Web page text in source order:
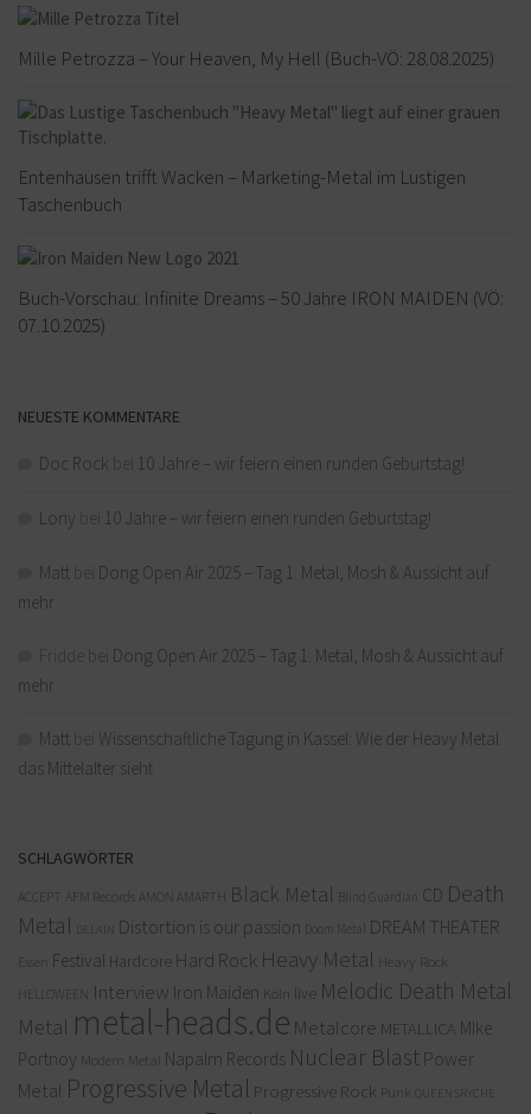
Mille Petrozza – Your Heaven, My Hell (Buch-VÖ: 28.08.2025)
Entenhausen trifft Wacken – Marketing-Metal im Lustigen
Taschenbuch
Buch-Vorschau: Infinite Dreams – 50 Jahre IRON MAIDEN (VÖ:
07.10.2025)
NEUESTE KOMMENTARE
Doc Rock 10 Jahre – wir feiern einen runden Geburtstag!
Lony 10 Jahre – wir feiern einen runden Geburtstag!
Matt
Dong Open Air 2025 – Tag 1: Metal, Mosh & Aussicht auf
mehr
Dong Open Air 2025 – Tag 1: Metal, Mosh & Aussicht auf
mehr
Matt
Wissenschaftliche Tagung in Kassel: Wie der Heavy Metal
das Mittelalter sieht
SCHLAGWÖRTER
ACCEPT AFM Records AMON AMARTH Black Metal Blind Guardian CD Death
Metal
DELAIN Distortion is our passion Doom Metal DREAM THEATER
Essen Festival Hardcore Hard Rock Heavy Metal Heavy Rock
HELLOWEEN Interview Iron Maiden Köln live Melodic Death Metal
Metal metal-heads.de Metalcore METALLICA MIke
Portnoy Modern Metal Napalm Records Nuclear Blast Power
Metal Progressive Metal Progressive Rock Punk QUEENSRYCHE